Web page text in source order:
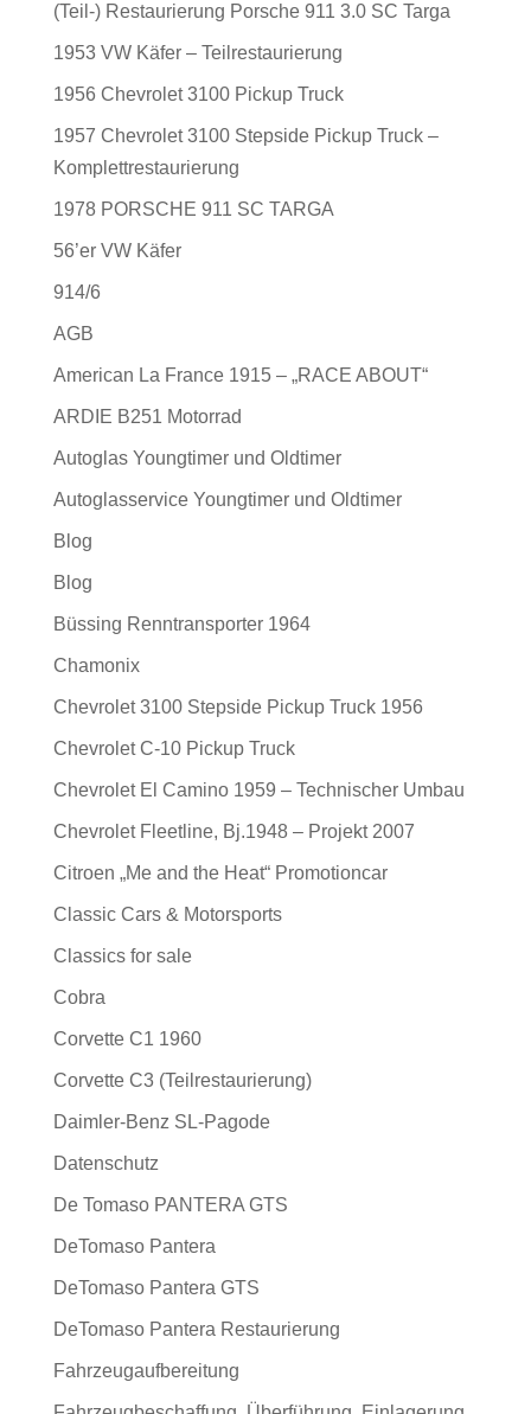
(Teil-) Restaurierung Porsche 911 3.0 SC Targa
1953 VW Käfer – Teilrestaurierung
1956 Chevrolet 3100 Pickup Truck
1957 Chevrolet 3100 Stepside Pickup Truck –
Komplettrestaurierung
1978 PORSCHE 911 SC TARGA
56’er VW Käfer
914/6
AGB
American La France 1915 – „RACE ABOUT“
ARDIE B251 Motorrad
Autoglas Youngtimer und Oldtimer
Autoglasservice Youngtimer und Oldtimer
Blog
Blog
Büssing Renntransporter 1964
Chamonix
Chevrolet 3100 Stepside Pickup Truck 1956
Chevrolet C-10 Pickup Truck
Chevrolet El Camino 1959 – Technischer Umbau
Chevrolet Fleetline, Bj.1948 – Projekt 2007
Citroen „Me and the Heat“ Promotioncar
Classic Cars & Motorsports
Classics for sale
Cobra
Corvette C1 1960
Corvette C3 (Teilrestaurierung)
Daimler-Benz SL-Pagode
Datenschutz
De Tomaso PANTERA GTS
DeTomaso Pantera
DeTomaso Pantera GTS
DeTomaso Pantera Restaurierung
Fahrzeugaufbereitung